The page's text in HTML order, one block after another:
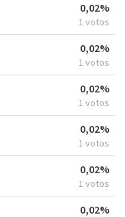
0,02%
1 votos
0,02%
1 votos
0,02%
1 votos
0,02%
1 votos
0,02%
1 votos
0,02%